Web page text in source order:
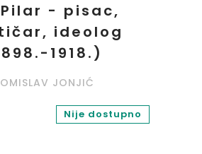
- pisac,
ideolog
1918.)
JONJIĆ
Nije dostupno